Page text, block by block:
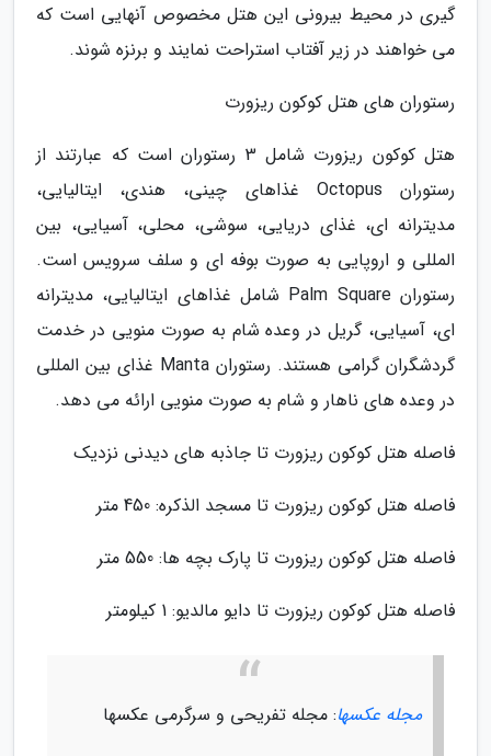
گیری در محیط بیرونی این هتل مخصوص آنهایی است که
می خواهند در زیر آفتاب استراحت نمایند و برنزه شوند.
رستوران های هتل کوکون ریزورت
هتل کوکون ریزورت شامل 3 رستوران است که عبارتند از
رستوران Octopus غذاهای چینی، هندی، ایتالیایی،
مدیترانه ای، غذای دریایی، سوشی، محلی، آسیایی، بین
المللی و اروپایی به صورت بوفه ای و سلف سرویس است.
رستوران Palm Square شامل غذاهای ایتالیایی، مدیترانه
ای، آسیایی، گریل در وعده شام به صورت منویی در خدمت
گردشگران گرامی هستند. رستوران Manta غذای بین المللی
در وعده های ناهار و شام به صورت منویی ارائه می دهد.
فاصله هتل کوکون ریزورت تا جاذبه های دیدنی نزدیک
فاصله هتل کوکون ریزورت تا مسجد الذکره: 450 متر
فاصله هتل کوکون ریزورت تا پارک بچه ها: 550 متر
فاصله هتل کوکون ریزورت تا دایو مالدیو: 1 کیلومتر
مجله عکسها: مجله تفریحی و سرگرمی عکسها